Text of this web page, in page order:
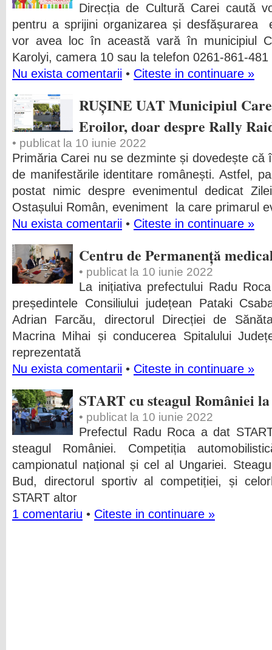
Direcția de Cultură Carei caută
pentru a sprijini organizarea și desfășurarea
vor avea loc în această vară în municipiul
Karolyi, camera 10 sau la telefon 0261-861-
Nu exista comentarii • Citeste in continuare »
RUȘINE UAT Municipiul
Eroilor, doar despre Rally
• publicat la 10 iunie 2022
Primăria Carei nu se dezminte și dovedește că
de manifestările identitare românești. Astfel,
postat nimic despre evenimentul dedicat
Ostașului Român, eveniment la care primarul
Nu exista comentarii • Citeste in continuare »
Centru de Permanență
• publicat la 10 iunie 2022
La inițiativa prefectului Radu
președintele Consiliului județean Pataki
Adrian Farcău, directorul Direcției de
Macrina Mihai și conducerea Spitalului
reprezentată
Nu exista comentarii • Citeste in continuare »
START cu steagul României
• publicat la 10 iunie 2022
Prefectul Radu Roca a dat
steagul României. Competiția
campionatul național și cel al Ungariei.
Bud, directorul sportiv al competiției, și
START altor
1 comentariu • Citeste in continuare »